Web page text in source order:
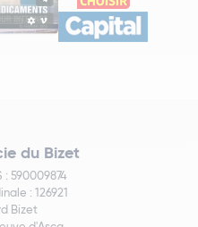
du Bizet
: 590009874
: 126921
Bizet